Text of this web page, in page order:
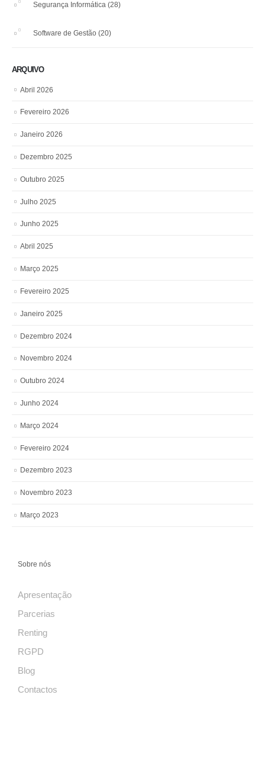
Segurança Informática (28)
Software de Gestão (20)
ARQUIVO
Abril 2026
Fevereiro 2026
Janeiro 2026
Dezembro 2025
Outubro 2025
Julho 2025
Junho 2025
Abril 2025
Março 2025
Fevereiro 2025
Janeiro 2025
Dezembro 2024
Novembro 2024
Outubro 2024
Junho 2024
Março 2024
Fevereiro 2024
Dezembro 2023
Novembro 2023
Março 2023
Sobre nós
Apresentação
Parcerias
Renting
RGPD
Blog
Contactos